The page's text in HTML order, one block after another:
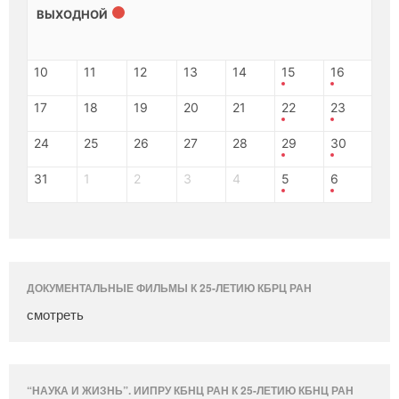
ВЫХОДНОЙ
10 11 12 13 14 15 16
17 18 19 20 21 22 23
24 25 26 27 28 29 30
31 1 2 3 4 5 6
ДОКУМЕНТАЛЬНЫЕ ФИЛЬМЫ К 25-ЛЕТИЮ КБРЦ РАН
смотреть
“НАУКА И ЖИЗНЬ”. ИИПРУ КБНЦ РАН К 25-ЛЕТИЮ КБНЦ РАН